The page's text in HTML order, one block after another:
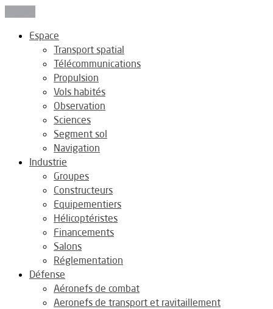
Espace
Transport spatial
Télécommunications
Propulsion
Vols habités
Observation
Sciences
Segment sol
Navigation
Industrie
Groupes
Constructeurs
Equipementiers
Hélicoptéristes
Financements
Salons
Réglementation
Défense
Aéronefs de combat
Aeronefs de transport et ravitaillement